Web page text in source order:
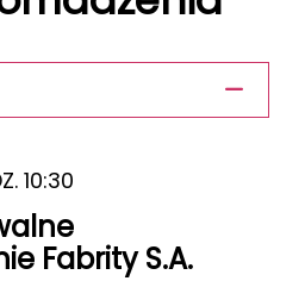
10:30
Fabrity S.A.